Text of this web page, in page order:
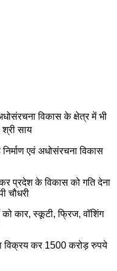
एवं अधोसंरचना विकास
प्रदेश के विकास को गति देना
चौधरी
कार, स्कूटी, फ्रिज, वॉशिंग
विक्रय कर 1500 करोड़ रुपये